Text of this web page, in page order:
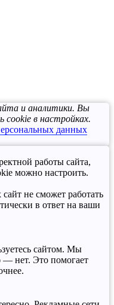
и аналитики. Вы
в настройках.
данных
работы сайта,
можно настроить.
не сможет работать
в ответ на ваши
сайтом. Мы
— нет. Это помогает